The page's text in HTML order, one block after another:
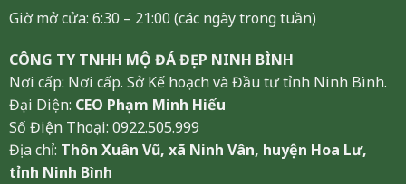
Giờ mở cửa: 6:30 – 21:00 (các ngày trong tuần)
CÔNG TY TNHH MỘ ĐÁ ĐẸP NINH BÌNH
Nơi cấp: Nơi cấp. Sở Kế hoạch và Đầu tư tỉnh Ninh Bình.
Đại Diện: CEO Phạm Minh Hiếu
Số Điện Thoại: 0922.505.999
Địa chỉ: Thôn Xuân Vũ, xã Ninh Vân, huyện Hoa Lư,
tỉnh Ninh Bình